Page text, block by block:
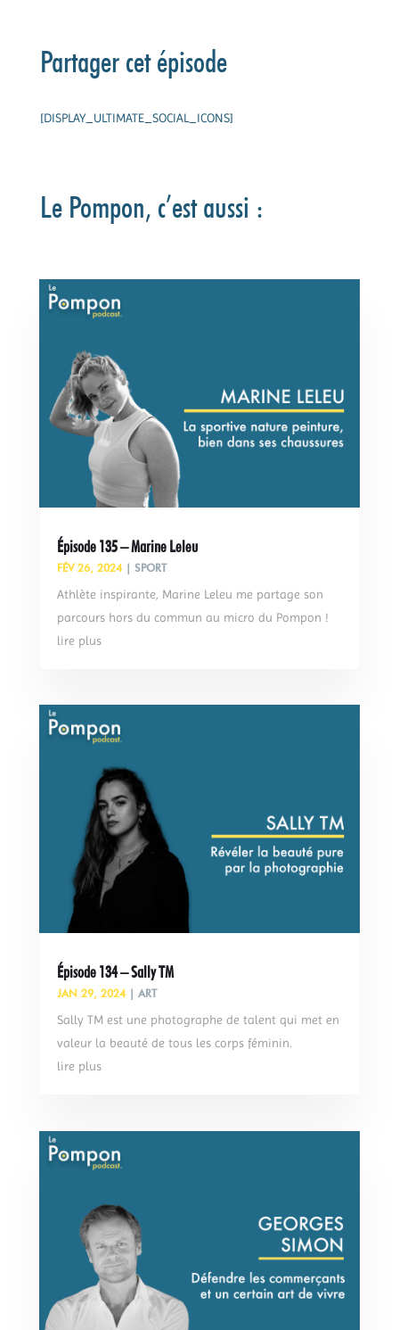
Partager cet épisode
[DISPLAY_ULTIMATE_SOCIAL_ICONS]
Le Pompon, c’est aussi :
Épisode 135 – Marine Leleu
FÉV 26, 2024| SPORT
Athlète inspirante, Marine Leleu me partage son
parcours hors du commun au micro du Pompon !
lire plus
Épisode 134 – Sally TM
JAN 29, 2024| ART
Sally TM est une photographe de talent qui met en
valeur la beauté de tous les corps féminin.
lire plus